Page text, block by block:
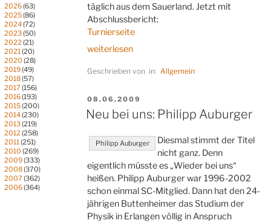
2026(63)
2025(86)
2024(72)
2023(50)
2022 (21)
2021 (20)
2020 (28)
2019(49)
2018(57)
2017(156)
2016(193)
2015(200)
2014(230)
2013(219)
2012 (258)
2011 (251)
2010 (269)
2009(333)
2008(370)
2007(362)
2006(364)
täglich aus dem Sauerland. Jetzt mit
Abschlussbericht:
Turnierseite
„Deutsche
Meisterschaften
Runde)“
weiterlesen
Geschrieben von in:Allgemein
VERÖFFENTLICHT
AM
08.06.2009
Neu bei uns: Philipp Auburger
Philipp Auburger
Diesmal stimmt der Titel
nicht ganz. Denn
eigentlich müsste es „Wieder bei uns“
heißen. Philipp Auburger war 1996-2002
schon einmal SC-Mitglied. Dann hat den 24-
jährigen Buttenheimer das Studium der
Physik in Erlangen völlig in Anspruch